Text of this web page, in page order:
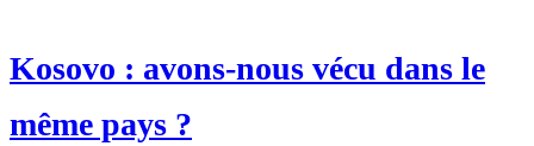
Kosovo : avons-nous vécu dans le
même pays ?